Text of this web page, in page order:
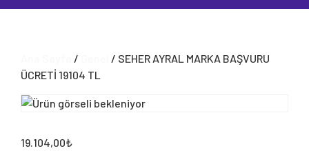
/
/ SEHER AYRAL MARKA BAŞVURU
ÜCRETİ 19104 TL
19.104,00₺